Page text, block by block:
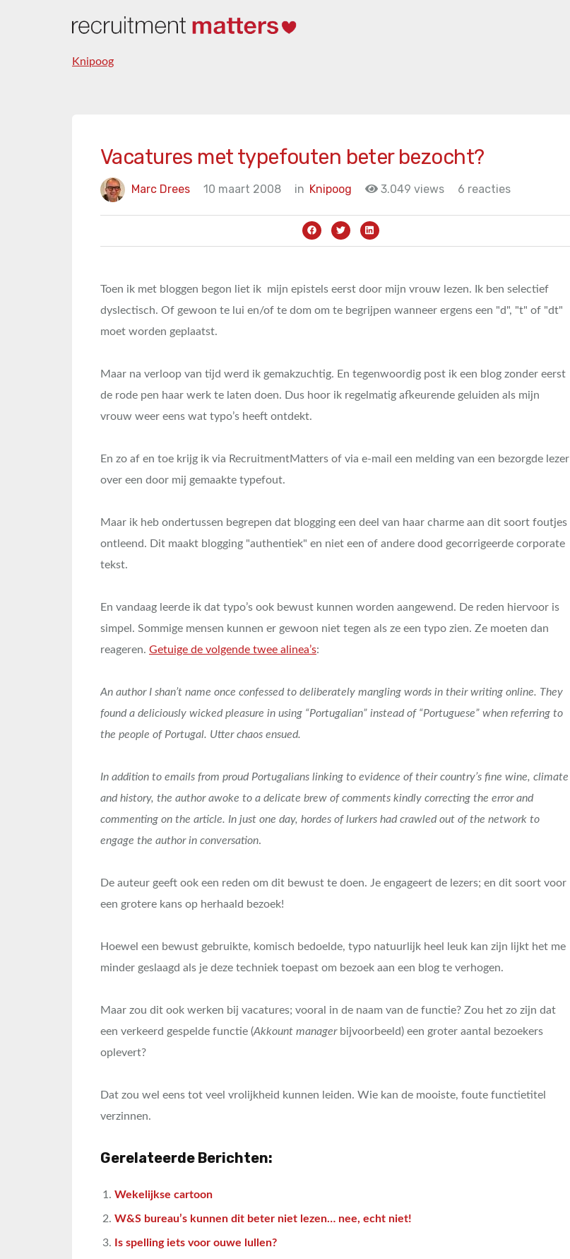
Knipoog
Vacatures met typefouten beter bezocht?
Marc Drees 10 maart 2008 in Knipoog 3.049 views 6 reacties
Toen ik met bloggen begon liet ik mijn epistels eerst door mijn vrouw lezen. Ik ben selectief
dyslectisch. Of gewoon te lui en/of te dom om te begrijpen wanneer ergens een "d", "t" of "dt"
moet worden geplaatst.
Maar na verloop van tijd werd ik gemakzuchtig. En tegenwoordig post ik een blog zonder eerst
de rode pen haar werk te laten doen. Dus hoor ik regelmatig afkeurende geluiden als mijn
vrouw weer eens wat typo’s heeft ontdekt.
En zo af en toe krijg ik via RecruitmentMatters of via e-mail een melding van een bezorgde lezer
over een door mij gemaakte typefout.
Maar ik heb ondertussen begrepen dat blogging een deel van haar charme aan dit soort foutjes
ontleend. Dit maakt blogging "authentiek" en niet een of andere dood gecorrigeerde corporate
tekst.
En vandaag leerde ik dat typo’s ook bewust kunnen worden aangewend. De reden hiervoor is
simpel. Sommige mensen kunnen er gewoon niet tegen als ze een typo zien. Ze moeten dan
reageren. Getuige de volgende twee alinea’s:
An author I shan’t name once confessed to deliberately mangling words in their writing online. They
found a deliciously wicked pleasure in using “Portugalian” instead of “Portuguese” when referring to
the people of Portugal. Utter chaos ensued.
In addition to emails from proud Portugalians linking to evidence of their country’s fine wine, climate
and history, the author awoke to a delicate brew of comments kindly correcting the error and
commenting on the article. In just one day, hordes of lurkers had crawled out of the network to
engage the author in conversation.
De auteur geeft ook een reden om dit bewust te doen. Je engageert de lezers; en dit soort voor
een grotere kans op herhaald bezoek!
Hoewel een bewust gebruikte, komisch bedoelde, typo natuurlijk heel leuk kan zijn lijkt het me
minder geslaagd als je deze techniek toepast om bezoek aan een blog te verhogen.
Maar zou dit ook werken bij vacatures; vooral in de naam van de functie? Zou het zo zijn dat
een verkeerd gespelde functie (Akkount managerbijvoorbeeld) een groter aantal bezoekers
oplevert?
Dat zou wel eens tot veel vrolijkheid kunnen leiden. Wie kan de mooiste, foute functietitel
verzinnen.
Gerelateerde Berichten:
Wekelijkse cartoon
W&S bureau’s kunnen dit beter niet lezen… nee, echt niet!
Is spelling iets voor ouwe lullen?